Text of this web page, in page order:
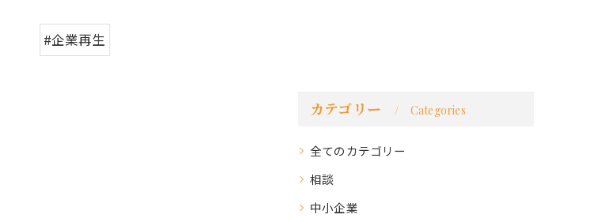
#企業再生
カテゴリー Categories
全てのカテゴリー
相談
中小企業